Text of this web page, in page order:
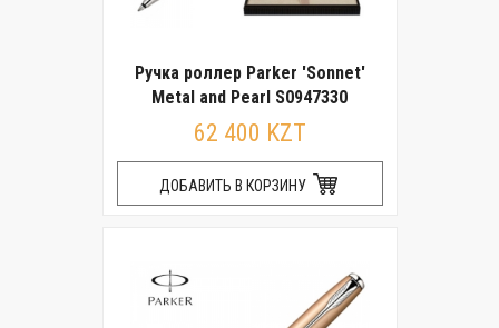
Ручка роллер Parker 'Sonnet'
Metal and Pearl S0947330
62 400 KZT
ДОБАВИТЬ В КОРЗИНУ